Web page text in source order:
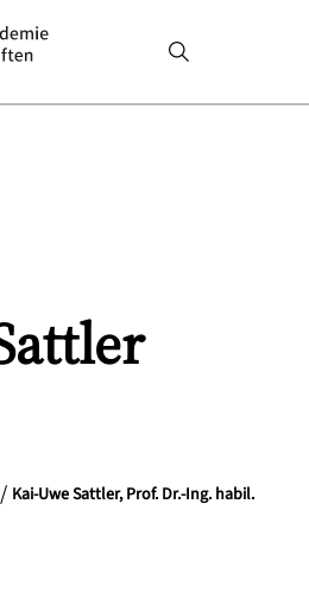
Kai-Uwe Sattler, Prof. Dr.-Ing. habil.